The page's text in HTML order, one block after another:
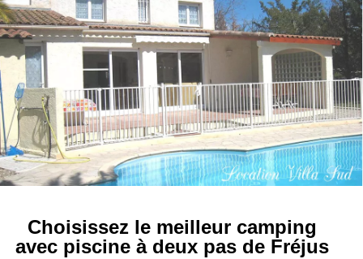
Choisissez le meilleur camping
avec piscine à deux pas de Fréjus